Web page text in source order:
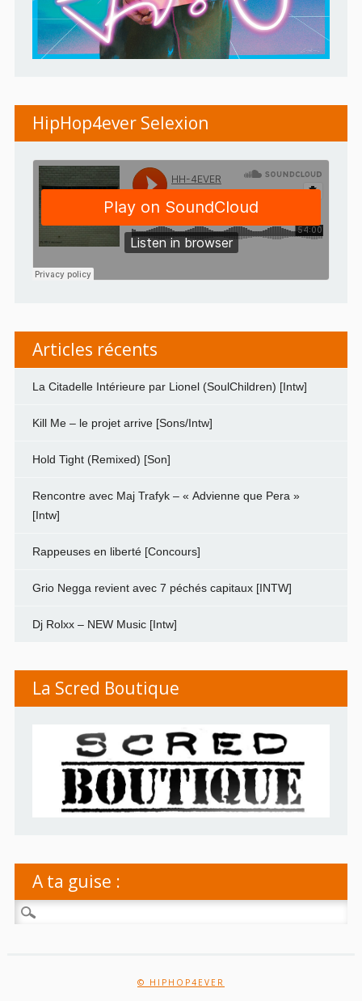
HipHop4ever Selexion
Articles récents
La Citadelle Intérieure par Lionel (SoulChildren) [Intw]
Kill Me – le projet arrive [Sons/Intw]
Hold Tight (Remixed) [Son]
Rencontre avec Maj Trafyk – « Advienne que Pera »
[Intw]
Rappeuses en liberté [Concours]
Grio Negga revient avec 7 péchés capitaux [INTW]
Dj Rolxx – NEW Music [Intw]
La Scred Boutique
A ta guise :
Rechercher :
© HIPHOP4EVER